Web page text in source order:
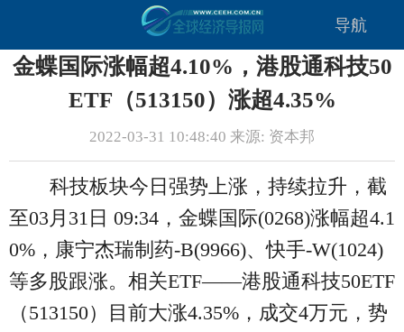
导航
金蝶国际涨幅超4.10%，港股通科技50
ETF（513150）涨超4.35%
2022-03-31 10:48:40 来源: 资本邦
科技板块今日强势上涨，持续拉升，截
至03月31日 09:34，金蝶国际(0268)涨幅超4.1
0%，康宁杰瑞制药-B(9966)、快手-W(1024)
等多股跟涨。相关ETF——港股通科技50ETF
（513150）目前大涨4.35%，成交4万元，势